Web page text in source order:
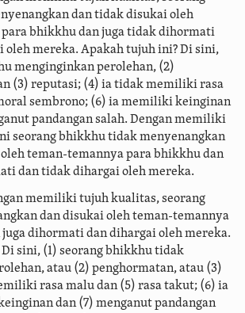
dan tidak disukai oleh
bhikkhu dan juga tidak dihormati
oleh mereka. Apakah tujuh ini? Di sini,
menginginkan perolehan, (2)
(3) reputasi; (4) ia tidak memiliki rasa
sembrono; (6) ia memiliki keinginan
pandangan salah. Dengan memiliki
seorang bhikkhu tidak menyenangkan
teman-temannya para bhikkhu dan
dan tidak dihargai oleh mereka.
memiliki tujuh kualitas, seorang
dan disukai oleh teman-temannya
dihormati dan dihargai oleh mereka.
Di sini, (1) seorang bhikkhu tidak
atau (2) penghormatan, atau (3)
rasa malu dan (5) rasa takut; (6) ia
dan (7) menganut pandangan